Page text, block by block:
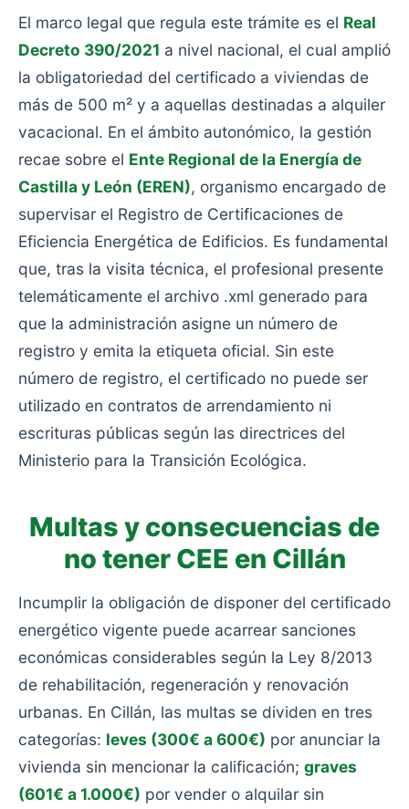
El marco legal que regula este trámite es el Real
Decreto 390/2021 a nivel nacional, el cual amplió
la obligatoriedad del certificado a viviendas de
más de 500 m² y a aquellas destinadas a alquiler
vacacional. En el ámbito autonómico, la gestión
recae sobre el Ente Regional de la Energía de
Castilla y León (EREN), organismo encargado de
supervisar el Registro de Certificaciones de
Eficiencia Energética de Edificios. Es fundamental
que, tras la visita técnica, el profesional presente
telemáticamente el archivo .xml generado para
que la administración asigne un número de
registro y emita la etiqueta oficial. Sin este
número de registro, el certificado no puede ser
utilizado en contratos de arrendamiento ni
escrituras públicas según las directrices del
Ministerio para la Transición Ecológica.
Multas y consecuencias de
no tener CEE en Cillán
Incumplir la obligación de disponer del certificado
energético vigente puede acarrear sanciones
económicas considerables según la Ley 8/2013
de rehabilitación, regeneración y renovación
urbanas. En Cillán, las multas se dividen en tres
categorías: leves (300€ a 600€) por anunciar la
vivienda sin mencionar la calificación; graves
(601€ a 1.000€) por vender o alquilar sin